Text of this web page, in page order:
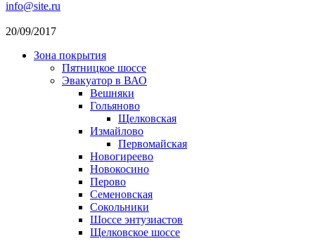
info@site.ru
20/09/2017
Зона покрытия
Пятницкое шоссе
Эвакуатор в ВАО
Вешняки
Гольяново
Щелковская
Измайлово
Первомайская
Новогиреево
Новокосино
Перово
Семеновская
Сокольники
Шоссе энтузиастов
Щелковское шоссе